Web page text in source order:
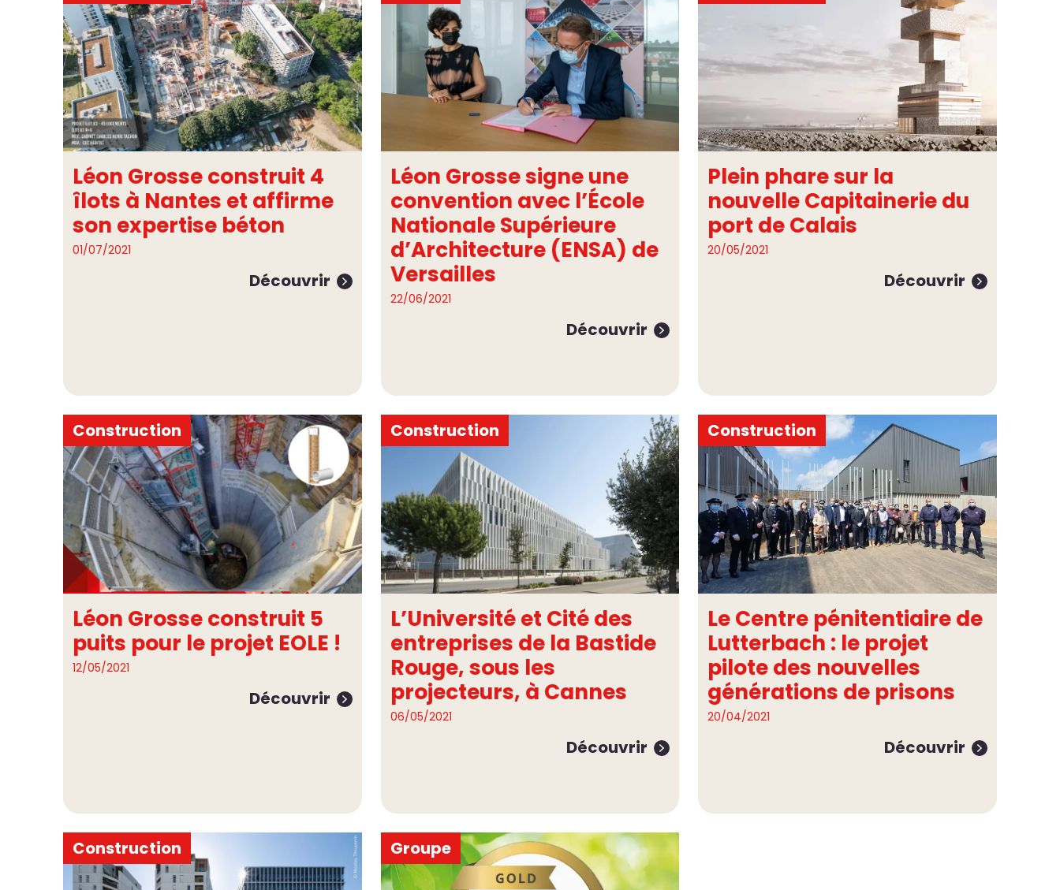
Léon Grosse construit 4
îlots à Nantes et affirme
son expertise béton
01/07/2021
Découvrir
Léon Grosse signe une
convention avec l’École
Nationale Supérieure
d’Architecture (ENSA) de
Versailles
22/06/2021
Découvrir
Plein phare sur la
nouvelle Capitainerie du
port de Calais
20/05/2021
Découvrir
Construction
Léon Grosse construit 5
puits pour le projet EOLE !
12/05/2021
Découvrir
Construction
L’Université et Cité des
entreprises de la Bastide
Rouge, sous les
projecteurs, à Cannes
06/05/2021
Découvrir
Construction
Le Centre pénitentiaire de
Lutterbach : le projet
pilote des nouvelles
générations de prisons
20/04/2021
Découvrir
Construction Groupe